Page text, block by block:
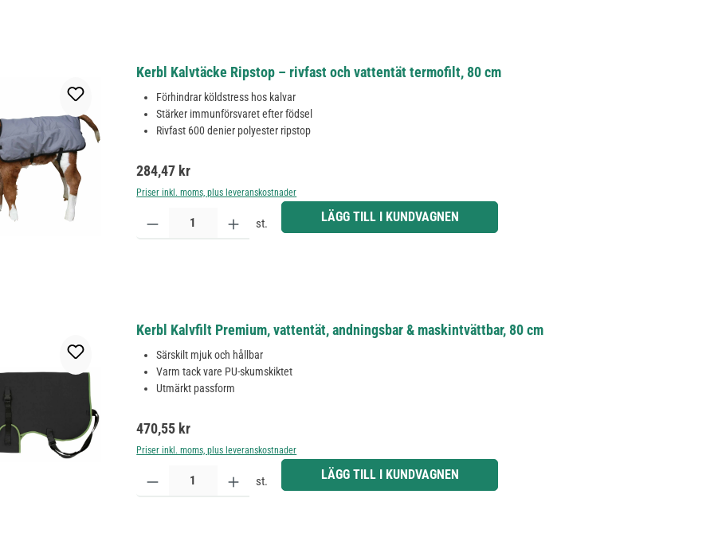
Kerbl Kalvtäcke Ripstop – rivfast och vattentät termofilt, 80 cm
Förhindrar köldstress hos kalvar
Stärker immunförsvaret efter födsel
Rivfast 600 denier polyester ripstop
Ordinarie pris:
284,47 kr
Priser inkl. moms, plus leveranskostnader
Produktkvantitet: Ange önskat belopp eller använd knapparna för att öka eller minska kvantiteten.
st. LÄGG TILL I KUNDVAGNEN
Kerbl Kalvfilt Premium, vattentät, andningsbar & maskintvättbar, 80 cm
Särskilt mjuk och hållbar
Varm tack vare PU-skumskiktet
Utmärkt passform
Ordinarie pris:
470,55 kr
Priser inkl. moms, plus leveranskostnader
Produktkvantitet: Ange önskat belopp eller använd knapparna för att öka eller minska kvantiteten.
st. LÄGG TILL I KUNDVAGNEN